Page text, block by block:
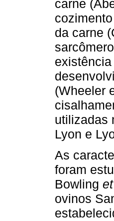
carne
da carne
(Wheeler
utilizadas
Lyon e
As
foram
Bowling
ovinos